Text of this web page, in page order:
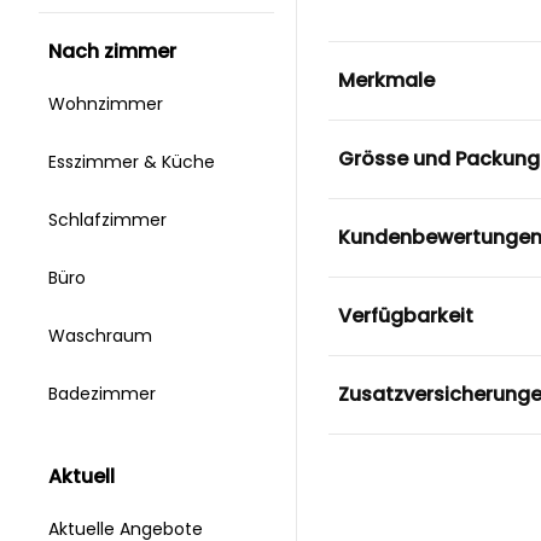
nach zimmer
Wohnzimmer
Esszimmer & Küche
Schlafzimmer
Büro
Waschraum
Badezimmer
aktuell
Aktuelle Angebote
Merkmale
Grösse und Packung
Kundenbewertungen
Verfügbarkeit